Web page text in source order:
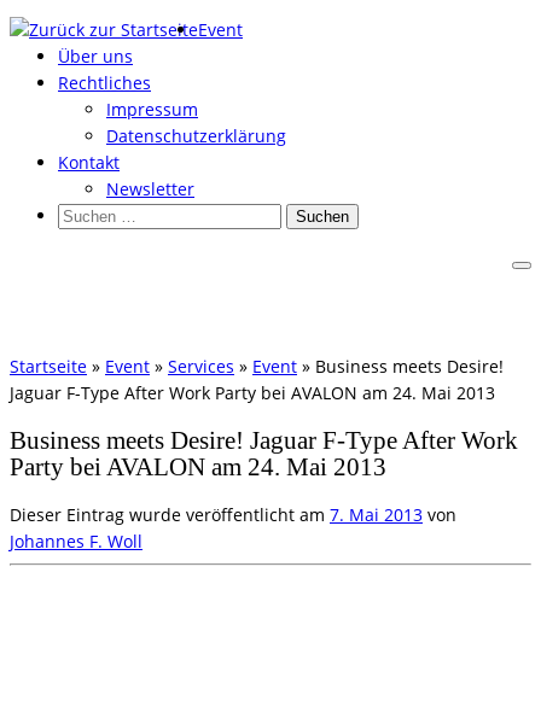
Zum
Inhalt
springen
Event
Über uns
Rechtliches
Impressum
Datenschutzerklärung
Kontakt
Newsletter
Suchen
Startseite » Event » Services » Event » Business meets Desire!
Jaguar F-Type After Work Party bei AVALON am 24. Mai 2013
Business meets Desire! Jaguar F-Type After Work
Party bei AVALON am 24. Mai 2013
Dieser Eintrag wurde veröffentlicht am 7. Mai 2013 von
Johannes F. Woll